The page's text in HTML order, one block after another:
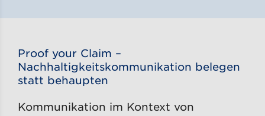
Proof your Claim –
Nachhaltigkeitskommunikation belegen
statt behaupten
Kommunikation im Kontext von